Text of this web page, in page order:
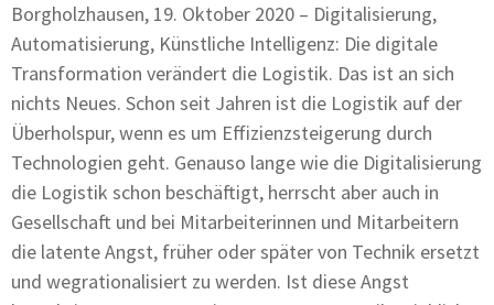
Borgholzhausen, 19. Oktober 2020 – Digitalisierung,
Automatisierung, Künstliche Intelligenz: Die digitale
Transformation verändert die Logistik. Das ist an sich
nichts Neues. Schon seit Jahren ist die Logistik auf der
Überholspur, wenn es um Effizienzsteigerung durch
Technologien geht. Genauso lange wie die Digitalisierung
die Logistik schon beschäftigt, herrscht aber auch in
Gesellschaft und bei Mitarbeiterinnen und Mitarbeitern
die latente Angst, früher oder später von Technik ersetzt
und wegrationalisiert zu werden. Ist diese Angst